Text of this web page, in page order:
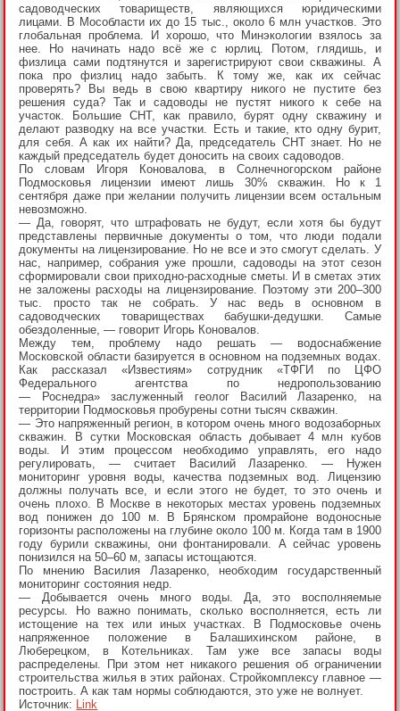
садоводческих товариществ, являющихся юридическими
лицами. В Мособласти их до 15 тыс., около 6 млн участков. Это
глобальная проблема. И хорошо, что Минэкологии взялось за
нее. Но начинать надо всё же с юрлиц. Потом, глядишь, и
физлица сами подтянутся и зарегистрируют свои скважины. А
пока про физлиц надо забыть. К тому же, как их сейчас
проверять? Вы ведь в свою квартиру никого не пустите без
решения суда? Так и садоводы не пустят никого к себе на
участок. Большие СНТ, как правило, бурят одну скважину и
делают разводку на все участки. Есть и такие, кто одну бурит,
для себя. А как их найти? Да, председатель СНТ знает. Но не
каждый председатель будет доносить на своих садоводов.
По словам Игоря Коновалова, в Солнечногорском районе
Подмосковья лицензии имеют лишь 30% скважин. Но к 1
сентября даже при желании получить лицензии всем остальным
невозможно.
— Да, говорят, что штрафовать не будут, если хотя бы будут
представлены первичные документы о том, что люди подали
документы на лицензирование. Но не все и это смогут сделать. У
нас, например, собрания уже прошли, садоводы на этот сезон
сформировали свои приходно-расходные сметы. И в сметах этих
не заложены расходы на лицензирование. Поэтому эти 200–300
тыс. просто так не собрать. У нас ведь в основном в
садоводческих товариществах бабушки-дедушки. Самые
обездоленные, — говорит Игорь Коновалов.
Между тем, проблему надо решать — водоснабжение
Московской области базируется в основном на подземных водах.
Как рассказал «Известиям» сотрудник «ТФГИ по ЦФО
Федерального агентства по недропользованию
— Роснедра» заслуженный геолог Василий Лазаренко, на
территории Подмосковья пробурены сотни тысяч скважин.
— Это напряженный регион, в котором очень много водозаборных
скважин. В сутки Московская область добывает 4 млн кубов
воды. И этим процессом необходимо управлять, его надо
регулировать, — считает Василий Лазаренко. — Нужен
мониторинг уровня воды, качества подземных вод. Лицензию
должны получать все, и если этого не будет, то это очень и
очень плохо. В Москве в некоторых местах уровень подземных
вод понижен до 100 м. В Брянском промрайоне водоносные
горизонты расположены на глубине около 100 м. Когда там в 1900
году бурили скважины, они фонтанировали. А сейчас уровень
понизился на 50–60 м, запасы истощаются.
По мнению Василия Лазаренко, необходим государственный
мониторинг состояния недр.
— Добывается очень много воды. Да, это восполняемые
ресурсы. Но важно понимать, сколько восполняется, есть ли
истощение на тех или иных участках. В Подмосковье очень
напряженное положение в Балашихинском районе, в
Люберецком, в Котельниках. Там уже все запасы воды
распределены. При этом нет никакого решения об ограничении
строительства жилья в этих районах. Стройкомплексу главное —
построить. А как там нормы соблюдаются, это уже не волнует.
Источник: Link